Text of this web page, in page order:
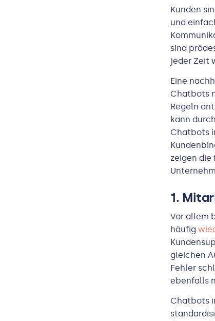
Kunden
und
sind
jeder Zeit
Eine
Chatbots
Regeln
kann
Chatbots
zeigen die
1.
Vor allem
häufig
gleichen
Fehler
ebenfalls
Chatbots